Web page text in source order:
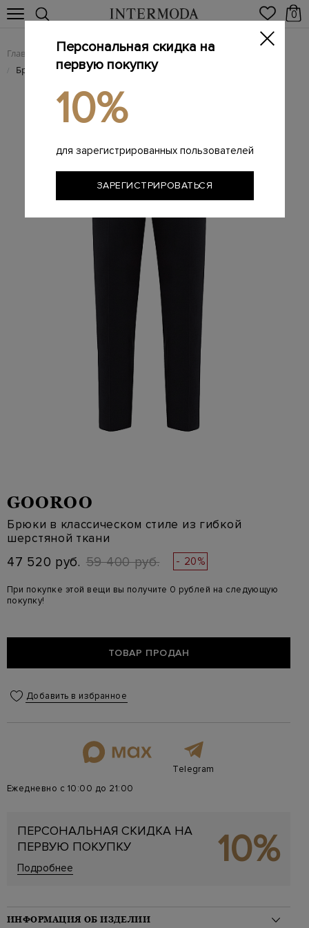
0
Главная Женщинам / Женская одежда / Женские брюки
/ Брюки в классическом стиле из гибкой шерстяной ткани
GOOROO
Брюки в классическом стиле из гибкой
шерстяной ткани
47 520 руб. 59 400 руб. - 20%
При покупке этой вещи вы получите 0 рублей на следующую
покупку!
ТОВАР ПРОДАН
Добавить в избранное
Telegram
Ежедневно с 10:00 до 21:00
ПЕРСОНАЛЬНАЯ СКИДКА НА
ПЕРВУЮ ПОКУПКУ
Подробнее 10%
ИНФОРМАЦИЯ ОБ ИЗДЕЛИИ
Персональная скидка на
первую покупку
10%
для зарегистрированных пользователей
ЗАРЕГИСТРИРОВАТЬСЯ